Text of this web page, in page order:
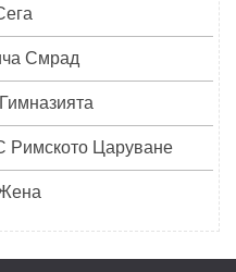
Смрад
Римското Царуване